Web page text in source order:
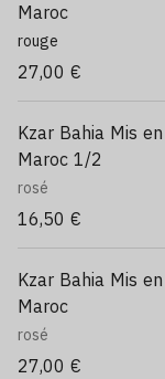
Maroc
rouge
27,00 €
Kzar Bahia Mis
Maroc 1/2
rosé
16,50 €
Kzar Bahia Mis
Maroc
rosé
27,00 €